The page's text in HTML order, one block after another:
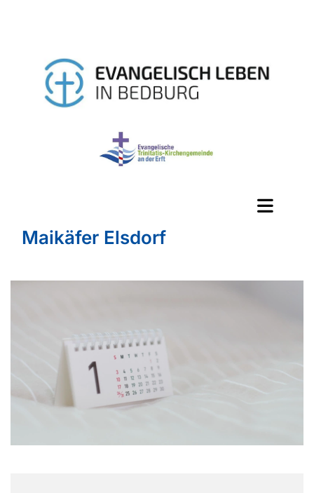
Maikäfer Elsdorf